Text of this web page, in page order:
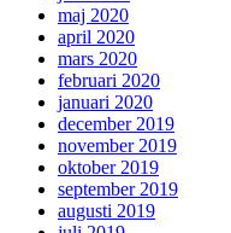
maj 2020
april 2020
mars 2020
februari 2020
januari 2020
december 2019
november 2019
oktober 2019
september 2019
augusti 2019